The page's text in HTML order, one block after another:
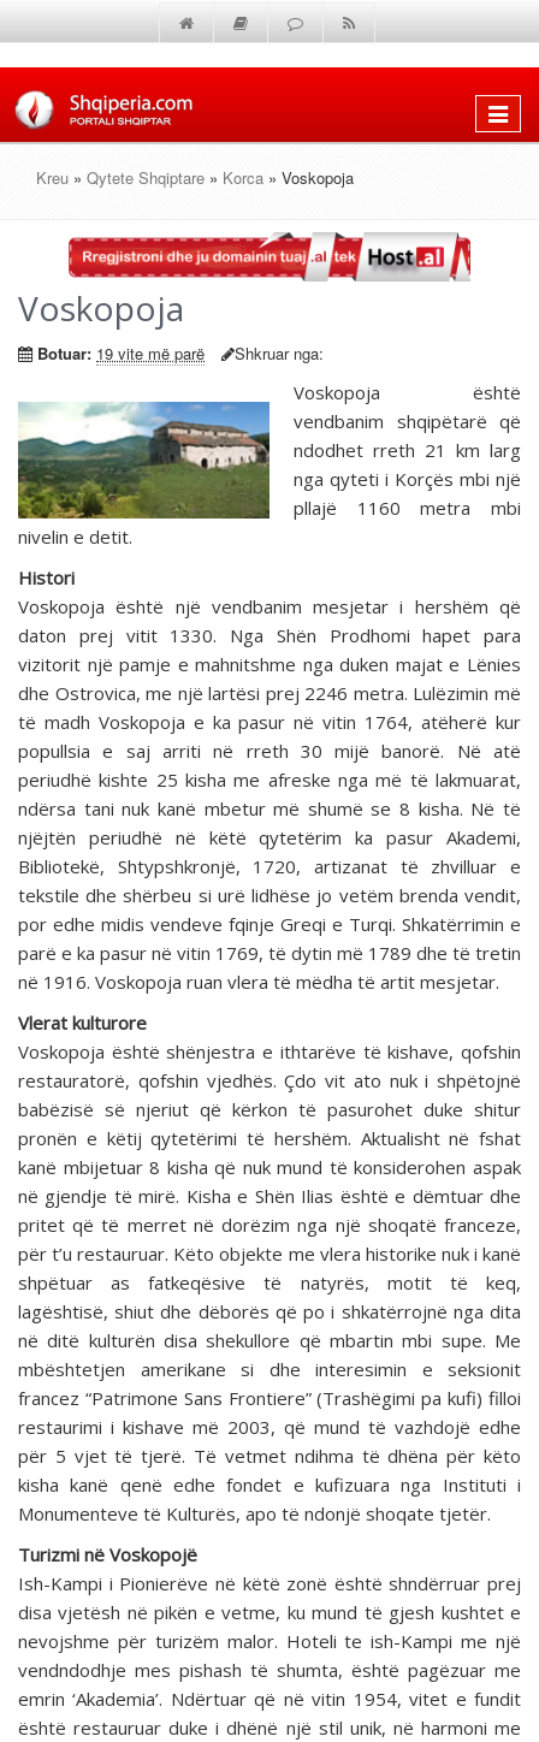
Shfaq
Kreu » Qytete Shqiptare » Korca » Voskopoja
Voskopoja
Botuar: 19 vite më parë Shkruar nga:
Voskopoja është
vendbanim shqipëtarë që
ndodhet rreth 21 km larg
nga qyteti i Korçës mbi një
pllajë 1160 metra mbi
nivelin e detit.
Histori
Voskopoja është një vendbanim mesjetar i hershëm që
daton prej vitit 1330. Nga Shën Prodhomi hapet para
vizitorit një pamje e mahnitshme nga duken majat e Lënies
dhe Ostrovica, me një lartësi prej 2246 metra. Lulëzimin më
të madh Voskopoja e ka pasur në vitin 1764, atëherë kur
popullsia e saj arriti në rreth 30 mijë banorë. Në atë
periudhë kishte 25 kisha me afreske nga më të lakmuarat,
ndërsa tani nuk kanë mbetur më shumë se 8 kisha. Në të
njëjtën periudhë në këtë qytetërim ka pasur Akademi,
Bibliotekë, Shtypshkronjë, 1720, artizanat të zhvilluar e
tekstile dhe shërbeu si urë lidhëse jo vetëm brenda vendit,
por edhe midis vendeve fqinje Greqi e Turqi. Shkatërrimin e
parë e ka pasur në vitin 1769, të dytin më 1789 dhe të tretin
në 1916. Voskopoja ruan vlera të mëdha të artit mesjetar.
Vlerat kulturore
Voskopoja është shënjestra e ithtarëve të kishave, qofshin
restauratorë, qofshin vjedhës. Çdo vit ato nuk i shpëtojnë
babëzisë së njeriut që kërkon të pasurohet duke shitur
pronën e këtij qytetërimi të hershëm. Aktualisht në fshat
kanë mbijetuar 8 kisha që nuk mund të konsiderohen aspak
në gjendje të mirë. Kisha e Shën Ilias është e dëmtuar dhe
pritet që të merret në dorëzim nga një shoqatë franceze,
për t’u restauruar. Këto objekte me vlera historike nuk i kanë
shpëtuar as fatkeqësive të natyrës, motit të keq,
lagështisë, shiut dhe dëborës që po i shkatërrojnë nga dita
në ditë kulturën disa shekullore që mbartin mbi supe. Me
mbështetjen amerikane si dhe interesimin e seksionit
francez “Patrimone Sans Frontiere” (Trashëgimi pa kufi) filloi
restaurimi i kishave më 2003, që mund të vazhdojë edhe
për 5 vjet të tjerë. Të vetmet ndihma të dhëna për këto
kisha kanë qenë edhe fondet e kufizuara nga Instituti i
Monumenteve të Kulturës, apo të ndonjë shoqate tjetër.
Turizmi në Voskopojë
Ish-Kampi i Pionierëve në këtë zonë është shndërruar prej
disa vjetësh në pikën e vetme, ku mund të gjesh kushtet e
nevojshme për turizëm malor. Hoteli te ish-Kampi me një
vendndodhje mes pishash të shumta, është pagëzuar me
emrin ‘Akademia’. Ndërtuar që në vitin 1954, vitet e fundit
është restauruar duke i dhënë një stil unik, në harmoni me